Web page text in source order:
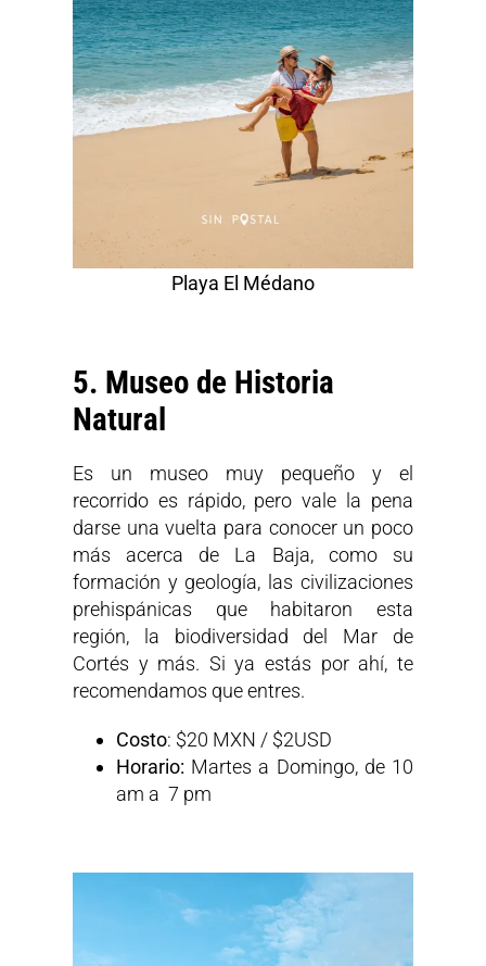
Playa El Médano
5. Museo de Historia
Natural
Es un museo muy pequeño y el
recorrido es rápido, pero vale la pena
darse una vuelta para conocer un poco
más acerca de La Baja, como su
formación y geología, las civilizaciones
prehispánicas que habitaron esta
región, la biodiversidad del Mar de
Cortés y más. Si ya estás por ahí, te
recomendamos que entres.
Costo: $20 MXN / $2USD
Horario: Martes a Domingo, de 10
am a 7 pm